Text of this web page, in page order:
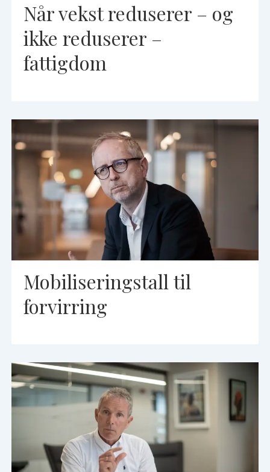
Når vekst reduserer – og
ikke reduserer –
fattigdom
Mobiliseringstall til
forvirring